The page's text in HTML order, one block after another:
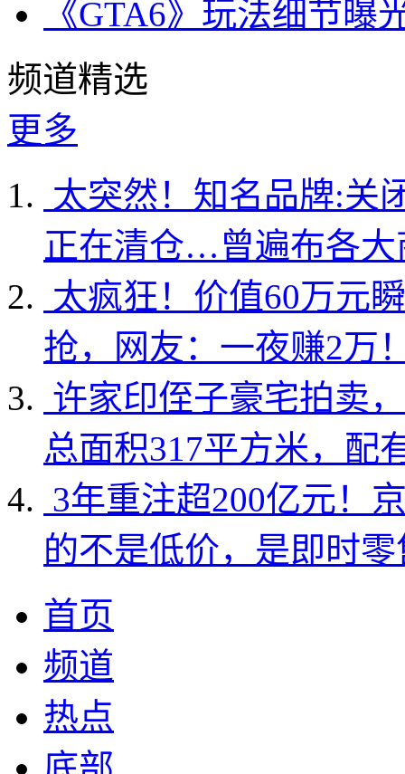
《GTA6》玩法细节
频道精选
更多
太突然！知名品牌:关
正在清仓…曾遍布各大
太疯狂！价值60万元
抢，网友：一夜赚2万
许家印侄子豪宅拍卖
总面积317平方米，配
3年重注超200亿元！
的不是低价，是即时
首页
频道
热点